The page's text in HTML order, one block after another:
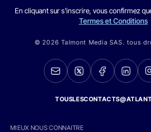
En cliquant sur s'inscrire, vous confirmez
Termes et Conditions
© 2026 Talmont Media SAS. tous
MIEUX NOUS CONNAITRE